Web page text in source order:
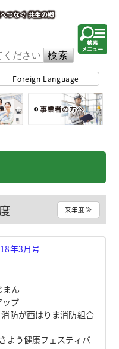
Foreign Language
来年度 ≫
年3月号
ん
プ
はりま消防組合
康フェスティバ